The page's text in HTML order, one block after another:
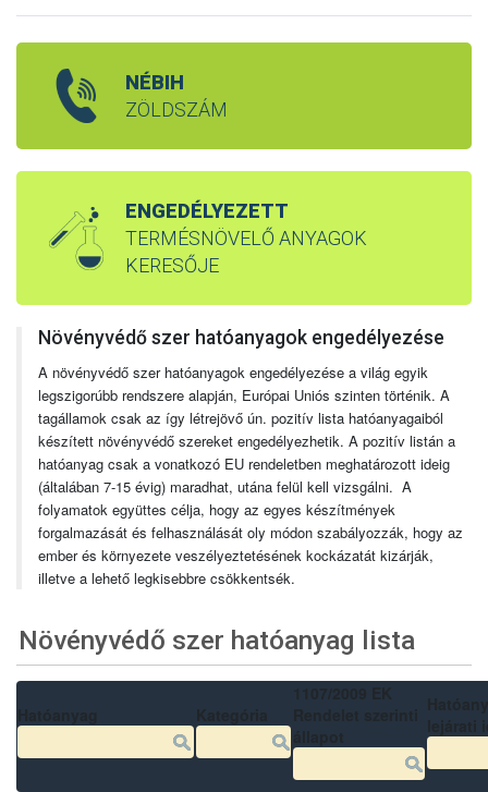
NÉBIH
ZÖLDSZÁM
ENGEDÉLYEZETT
TERMÉSNÖVELŐ ANYAGOK
KERESŐJE
Növényvédő szer hatóanyagok engedélyezése
A növényvédő szer hatóanyagok engedélyezése a világ egyik
legszigorúbb rendszere alapján, Európai Uniós szinten történik. A
tagállamok csak az így létrejövő ún. pozitív lista hatóanyagaiból
készített növényvédő szereket engedélyezhetik. A pozitív listán a
hatóanyag csak a vonatkozó EU rendeletben meghatározott ideig
(általában 7-15 évig) maradhat, utána felül kell vizsgálni. A
folyamatok együttes célja, hogy az egyes készítmények
forgalmazását és felhasználását oly módon szabályozzák, hogy az
ember és környezete veszélyeztetésének kockázatát kizárják,
illetve a lehető legkisebbre csökkentsék.
Növényvédő szer hatóanyag lista